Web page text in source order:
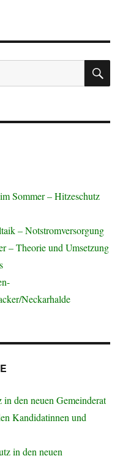
Sommer – Hitzeschutz
– Notstromversorgung
– Theorie und Umsetzung
Neckarhalde
den neuen Gemeinderat
Kandidatinnen und
in den neuen